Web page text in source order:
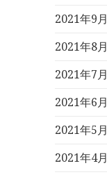
2021年9月
2021年8月
2021年7月
2021年6月
2021年5月
2021年4月